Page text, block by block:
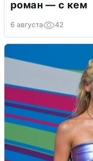
роман — с кем
6 августа 42